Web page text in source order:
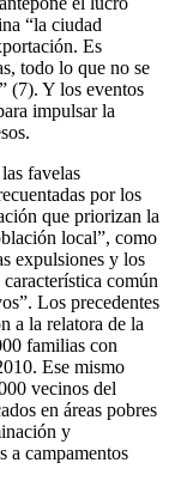
“la ciudad
Es
todo lo que no se
(7). Y los eventos
impulsar la
favelas
por los
que priorizan la
local”, como
expulsiones y los
común
Los precedentes
a la relatora de la
familias con
Ese mismo
vecinos del
en áreas pobres
y
a campamentos